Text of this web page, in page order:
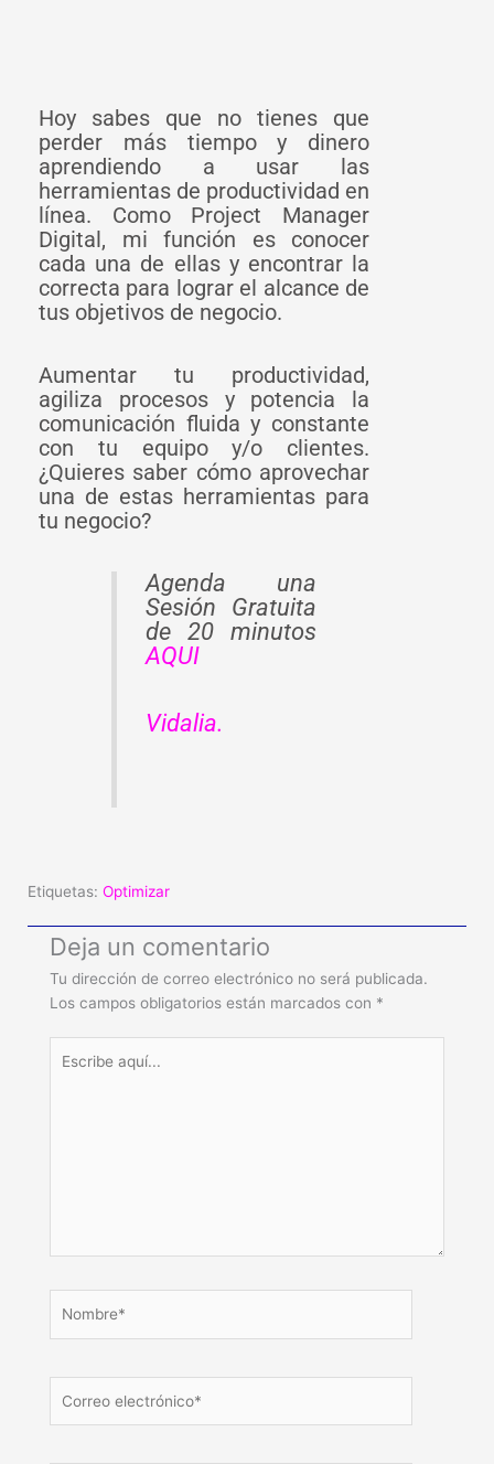
Hoy sabes que no tienes que
perder más tiempo y dinero
aprendiendo a usar las
herramientas de productividad en
línea. Como Project Manager
Digital, mi función es conocer
cada una de ellas y encontrar la
correcta para lograr el alcance de
tus objetivos de negocio.
Aumentar tu productividad,
agiliza procesos y potencia la
comunicación fluida y constante
con tu equipo y/o clientes.
¿Quieres saber cómo aprovechar
una de estas herramientas para
tu negocio?
Agenda una
Sesión Gratuita
de 20 minutos
AQUI
Vidalia.
Etiquetas: Optimizar
Deja un comentario
Tu dirección de correo electrónico no será publicada.
Los campos obligatorios están marcados con *
aquí...
electrónico*